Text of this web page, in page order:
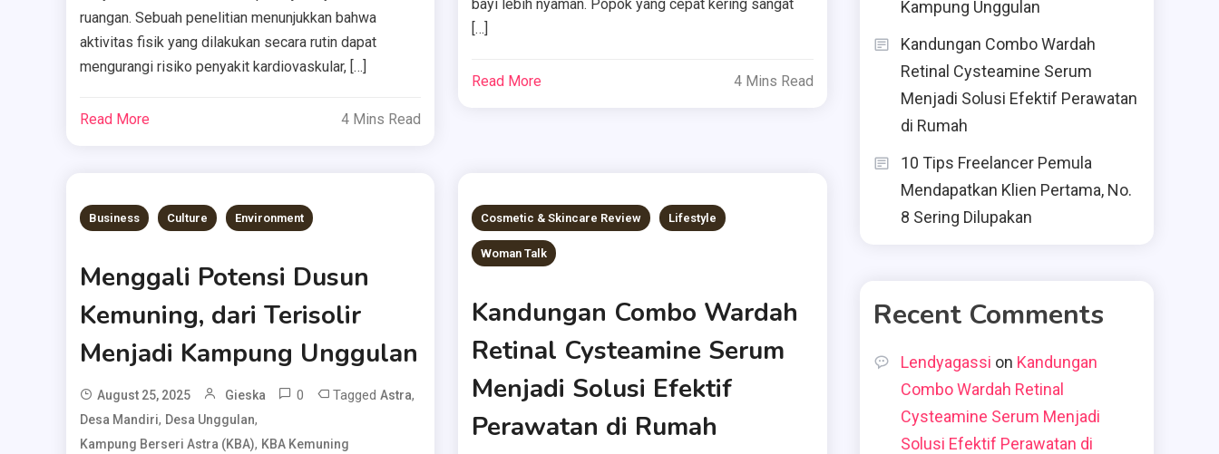
ruangan. Sebuah penelitian menunjukkan bahwa
aktivitas fisik yang dilakukan secara rutin dapat
mengurangi risiko penyakit kardiovaskular, […]
Read More 4 Mins Read
bayi lebih nyaman. Popok yang cepat kering sangat
[…]
Read More 4 Mins Read
Business Culture Environment
Menggali Potensi Dusun
Kemuning, dari Terisolir
Menjadi Kampung Unggulan
August 25, 2025 Gieska 0 Tagged Astra,
Desa Mandiri, Desa Unggulan,
Kampung Berseri Astra (KBA), KBA Kemuning
Cosmetic & Skincare Review Lifestyle
Woman Talk
Kandungan Combo Wardah
Retinal Cysteamine Serum
Menjadi Solusi Efektif
Perawatan di Rumah
Kampung Unggulan
Kandungan Combo Wardah
Retinal Cysteamine Serum
Menjadi Solusi Efektif Perawatan
di Rumah
10 Tips Freelancer Pemula
Mendapatkan Klien Pertama, No.
8 Sering Dilupakan
Recent Comments
Lendyagassi on Kandungan
Combo Wardah Retinal
Cysteamine Serum Menjadi
Solusi Efektif Perawatan di